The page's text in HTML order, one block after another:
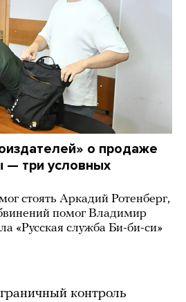
о продаже
— три условных
стоять Аркадий Ротенберг,
помог Владимир
«Русская служба Би-би-си»
контроль